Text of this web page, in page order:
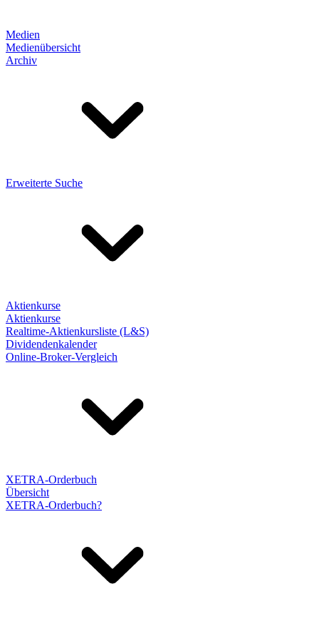
Medien
Medienübersicht
Archiv
Erweiterte Suche
Aktienkurse
Aktienkurse
Realtime-Aktienkursliste (L&S)
Dividendenkalender
Online-Broker-Vergleich
XETRA-Orderbuch
Übersicht
XETRA-Orderbuch?